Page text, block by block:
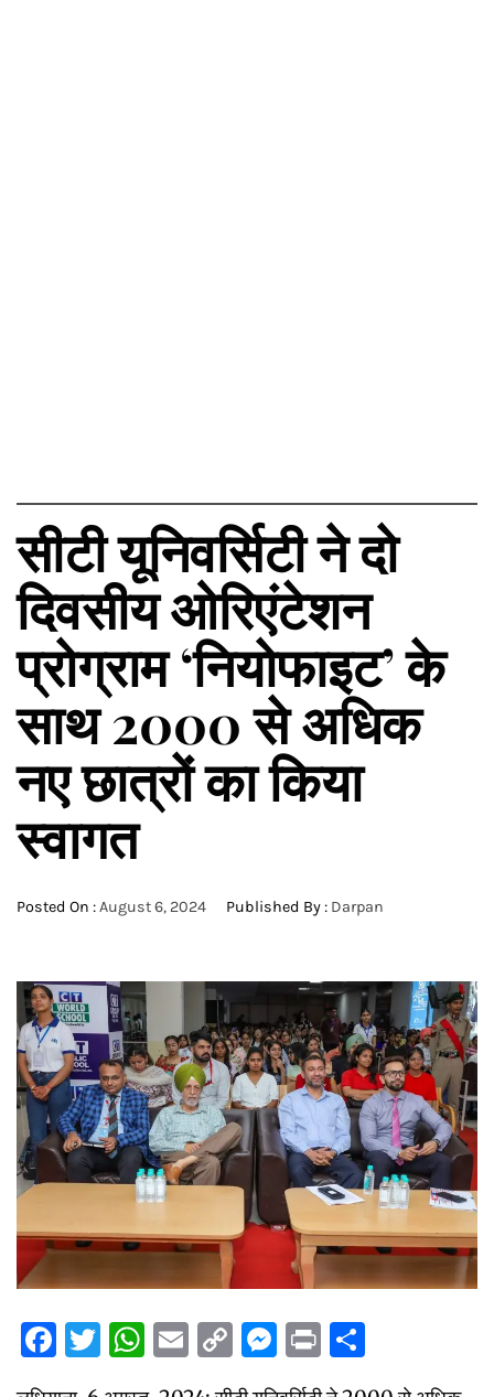
सीटी यूनिवर्सिटी ने दो
दिवसीय ओरिएंटेशन
प्रोग्राम ‘नियोफाइट’ के
साथ 2000 से अधिक
नए छात्रों का किया
स्वागत
Posted On :August 6, 2024 Published By : Darpan
Facebook
Twitter
WhatsApp
Email
Copy
Link
Messenger
Print